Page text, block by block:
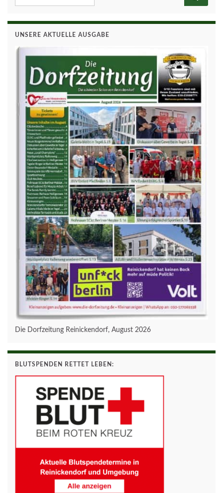
UNSERE AKTUELLE AUSGABE
Die Dorfzeitung Reinickendorf, August 2026
BLUTSPENDEN RETTET LEBEN: